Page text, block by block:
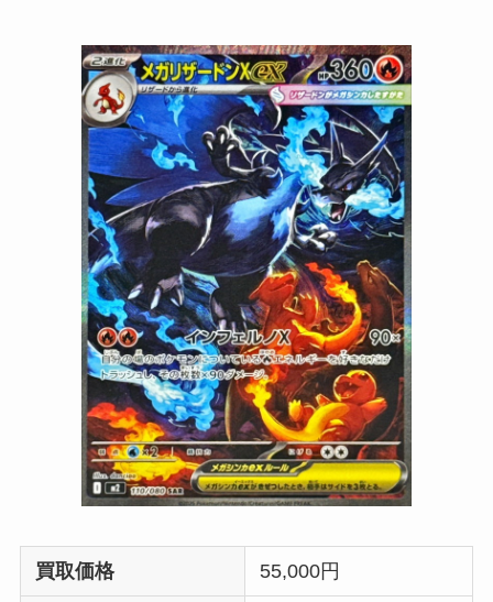
買取価格 55,000円